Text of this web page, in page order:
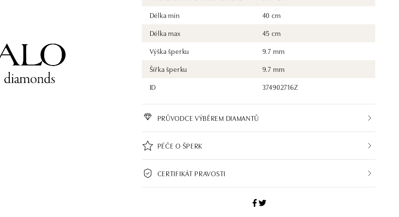
Délka min
40 cm
Délka max
45 cm
Výška šperku
9.7 mm
Šířka šperku
9.7 mm
ID
374902716Z
PRŮVODCE VÝBĚREM DIAMANTŮ
PÉČE O ŠPERK
CERTIFIKÁT PRAVOSTI